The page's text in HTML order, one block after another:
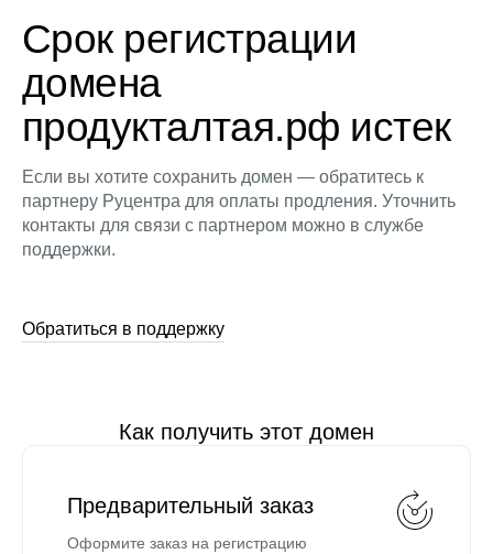
Срок регистрации
домена
продукталтая.рф истек
Если вы хотите сохранить домен — обратитесь к
партнеру Руцентра для оплаты продления. Уточнить
контакты для связи с партнером можно в службе
поддержки.
Обратиться в поддержку
Как получить этот домен
Предварительный заказ
Оформите заказ на регистрацию